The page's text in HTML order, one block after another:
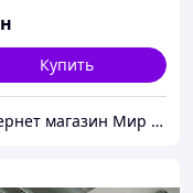
Купить
Интернет магазин Мир стендов. Товары из Украины